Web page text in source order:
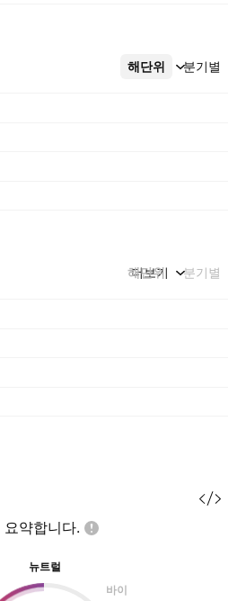
해단위 분기별
더보기
해단위 분기별
더보기
요약합니다.
뉴트럴
바이